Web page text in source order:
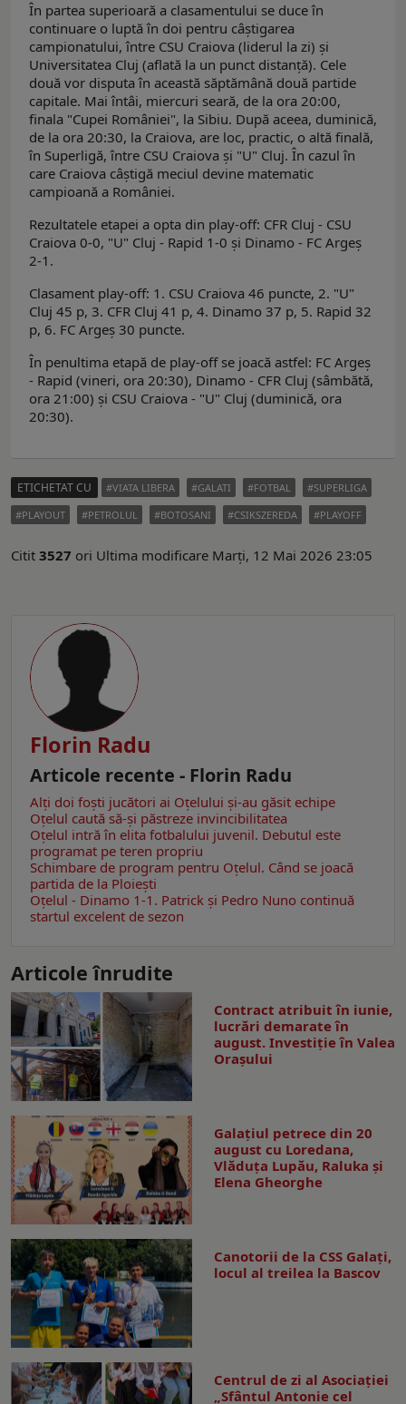
În partea superioară a clasamentului se duce în
continuare o luptă în doi pentru câștigarea
campionatului, între CSU Craiova (liderul la zi) și
Universitatea Cluj (aflată la un punct distanță). Cele
două vor disputa în această săptămână două partide
capitale. Mai întâi, miercuri seară, de la ora 20:00,
finala "Cupei României", la Sibiu. După aceea, duminică,
de la ora 20:30, la Craiova, are loc, practic, o altă finală,
în Superligă, între CSU Craiova și "U" Cluj. În cazul în
care Craiova câștigă meciul devine matematic
campioană a României.
Rezultatele etapei a opta din play-off: CFR Cluj - CSU
Craiova 0-0, "U" Cluj - Rapid 1-0 şi Dinamo - FC Argeș
2-1.
Clasament play-off: 1. CSU Craiova 46 puncte, 2. "U"
Cluj 45 p, 3. CFR Cluj 41 p, 4. Dinamo 37 p, 5. Rapid 32
p, 6. FC Argeș 30 puncte.
În penultima etapă de play-off se joacă astfel: FC Argeș
- Rapid (vineri, ora 20:30), Dinamo - CFR Cluj (sâmbătă,
ora 21:00) și CSU Craiova - "U" Cluj (duminică, ora
20:30).
ETICHETAT CU VIATA LIBERA GALATI FOTBAL
SUPERLIGA
PLAYOUT
PETROLUL BOTOSANI CSIKSZEREDA PLAYOFF
Citit 3527 ori Ultima modificare Marți, 12 Mai 2026 23:05
Florin Radu
Articole recente - Florin Radu
Alți doi foști jucători ai Oțelului și-au găsit echipe
Oțelul caută să-și păstreze invincibilitatea
Oțelul intră în elita fotbalului juvenil. Debutul este
programat pe teren propriu
Schimbare de program pentru Oțelul. Când se joacă
partida de la Ploiești
Oțelul - Dinamo 1-1. Patrick și Pedro Nuno continuă
startul excelent de sezon
Articole înrudite
Contract atribuit în iunie,
lucrări demarate în
august. Investiţie în Valea
Oraşului
Galaţiul petrece din 20
august cu Loredana,
Vlăduța Lupău, Raluka și
Elena Gheorghe
Canotorii de la CSS Galați,
locul al treilea la Bascov
Centrul de zi al Asociației
„Sfântul Antonie cel